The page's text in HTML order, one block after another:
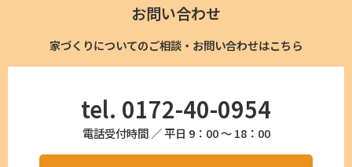
お問い合わせ
家づくりについてのご相談・お問い合わせはこちら
tel. 0172-40-0954
電話受付時間 ／ 平日 9：00 〜 18：00